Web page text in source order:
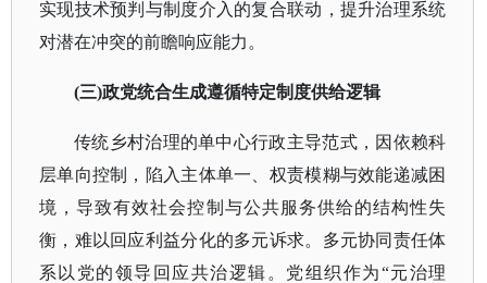
实现技术预判与制度介入的复合联动，提升治理系统
对潜在冲突的前瞻响应能力。
(三)政党统合生成遵循特定制度供给逻辑
传统乡村治理的单中心行政主导范式，因依赖科
层单向控制，陷入主体单一、权责模糊与效能递减困
境，导致有效社会控制与公共服务供给的结构性失
衡，难以回应利益分化的多元诉求。多元协同责任体
系以党的领导回应共治逻辑。党组织作为“元治理